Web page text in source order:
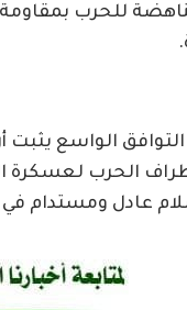
للحرب
الواسع
الحرب لعسكرة
عادل ومستدام في